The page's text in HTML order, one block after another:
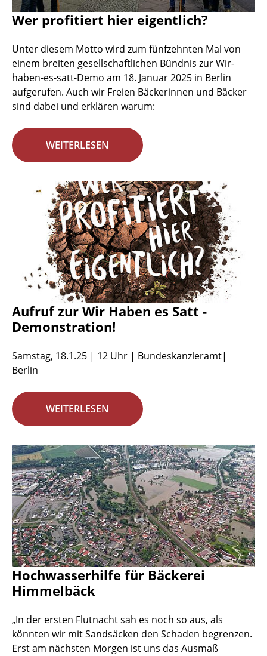
Wer profitiert hier eigentlich?
Unter diesem Motto wird zum fünfzehnten Mal von
einem breiten gesellschaftlichen Bündnis zur Wir-
haben-es-satt-Demo am 18. Januar 2025 in Berlin
aufgerufen. Auch wir Freien Bäckerinnen und Bäcker
sind dabei und erklären warum:
WEITERLESEN
Aufruf zur Wir Haben es Satt -
Demonstration!
Samstag, 18.1.25 | 12 Uhr | Bundeskanzleramt|
Berlin
WEITERLESEN
Hochwasserhilfe für Bäckerei
Himmelbäck
„In der ersten Flutnacht sah es noch so aus, als
könnten wir mit Sandsäcken den Schaden begrenzen.
Erst am nächsten Morgen ist uns das Ausmaß